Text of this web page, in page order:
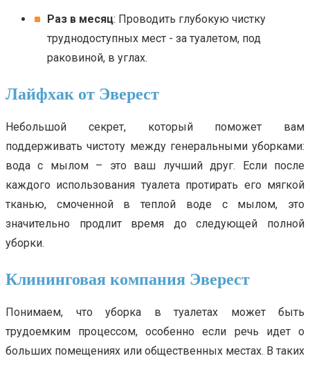
Раз в месяц: Проводить глубокую чистку
труднодоступных мест - за туалетом, под
раковиной, в углах.
Лайфхак от Эверест
Небольшой секрет, который поможет вам
поддерживать чистоту между генеральными уборками:
вода с мылом – это ваш лучший друг. Если после
каждого использования туалета протирать его мягкой
тканью, смоченной в теплой воде с мылом, это
значительно продлит время до следующей полной
уборки.
Клининговая компания Эверест
Понимаем, что уборка в туалетах может быть
трудоемким процессом, особенно если речь идет о
больших помещениях или общественных местах. В таких